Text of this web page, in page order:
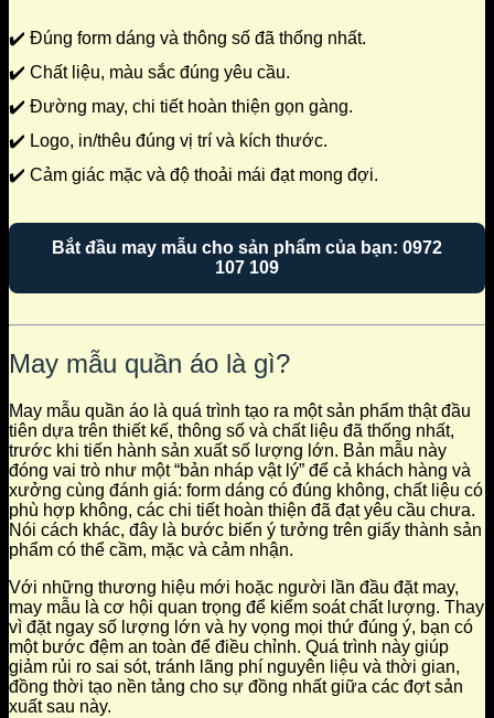
✔️ Đúng form dáng và thông số đã thống nhất.
✔️ Chất liệu, màu sắc đúng yêu cầu.
✔️ Đường may, chi tiết hoàn thiện gọn gàng.
✔️ Logo, in/thêu đúng vị trí và kích thước.
✔️ Cảm giác mặc và độ thoải mái đạt mong đợi.
Bắt đầu may mẫu cho sản phẩm của bạn: 0972
107 109
May mẫu quần áo là gì?
May mẫu quần áo là quá trình tạo ra một sản phẩm thật đầu
tiên dựa trên thiết kế, thông số và chất liệu đã thống nhất,
trước khi tiến hành sản xuất số lượng lớn. Bản mẫu này
đóng vai trò như một “bản nháp vật lý” để cả khách hàng và
xưởng cùng đánh giá: form dáng có đúng không, chất liệu có
phù hợp không, các chi tiết hoàn thiện đã đạt yêu cầu chưa.
Nói cách khác, đây là bước biến ý tưởng trên giấy thành sản
phẩm có thể cầm, mặc và cảm nhận.
Với những thương hiệu mới hoặc người lần đầu đặt may,
may mẫu là cơ hội quan trọng để kiểm soát chất lượng. Thay
vì đặt ngay số lượng lớn và hy vọng mọi thứ đúng ý, bạn có
một bước đệm an toàn để điều chỉnh. Quá trình này giúp
giảm rủi ro sai sót, tránh lãng phí nguyên liệu và thời gian,
đồng thời tạo nền tảng cho sự đồng nhất giữa các đợt sản
xuất sau này.